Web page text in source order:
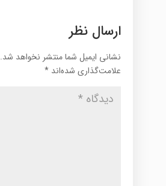
ارسال نظر
نشانی ایمیل شما منتشر نخواهد شد.
علامت‌گذاری شده‌اند *